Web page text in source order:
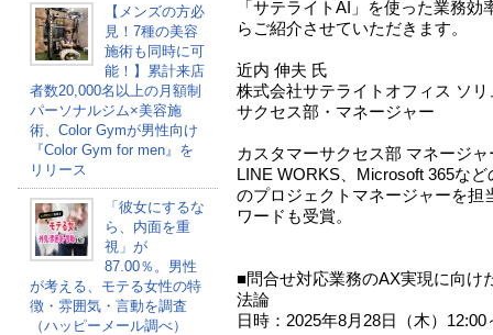
【メンズの方必
見！7種の美容
施術も同時に可
能！】累計来店
者数20,000名以上の月額制
パーソナルジム×美容施
術、Color Gymが男性向け
『Color Gym for men』を
リリース
「彼女にするな
ら、内面を重
視」が
87.00％。男性
が考える、モテる女性の特
徴・雰囲気・言動を調査
（ハッピーメール調べ）
「サテライトAI」を使った業務
らご紹介させていただきます。
近内 伸夫 氏
株式会社サテライトオフィス ソ
サクセス部・マネージャー
カスタマーサクセス部 マネージ
LINE WORKS、Microsoft 365な
のプロジェクトマネージャーを担
ワードも受賞。
■問合せ対応業務のAX実現に向け
法論
日時：2025年8月28日（木）12:00